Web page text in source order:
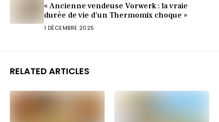
« Ancienne vendeuse Vorwerk : la vraie
durée de vie d’un Thermomix choque »
1 DÉCEMBRE 2025
RELATED ARTICLES